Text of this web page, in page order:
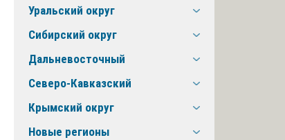
Уральский округ
Сибирский округ
Дальневосточный
Северо-Кавказский
Крымский округ
Новые регионы